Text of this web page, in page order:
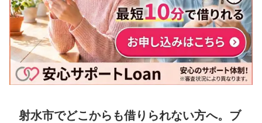
射水市でどこからも借りられない方へ。ブ